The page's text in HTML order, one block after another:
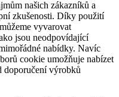
našich zákazníků a
zkušenosti. Díky použití
vyvarovat
jsou neodpovídající
nabídky. Navíc
cookie umožňuje nabízet
doporučení výrobků